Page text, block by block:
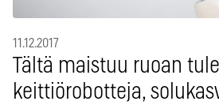
11.12.2017
Tältä maistuu ruoan
keittiörobotteja,